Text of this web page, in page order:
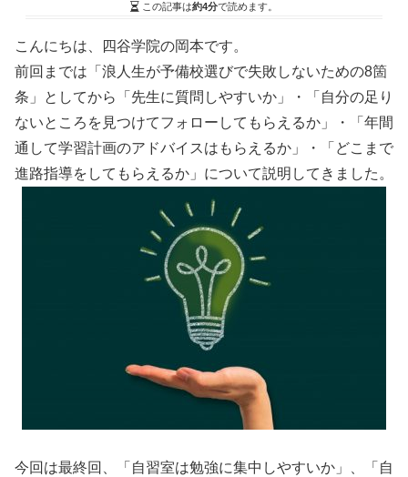
この記事は約4分で読めます。
こんにちは、四谷学院の岡本です。
前回までは「浪人生が予備校選びで失敗しないための8箇
条」としてから
「先生に質問しやすいか」 ・
「自分の足り
ないところを見つけてフォローしてもらえるか」
・
「年間
通して学習計画のアドバイスはもらえるか」
・
「どこまで
進路指導をしてもらえるか」 について説明してきました。
今回は最終回、 「自習室は勉強に集中しやすいか」
「自